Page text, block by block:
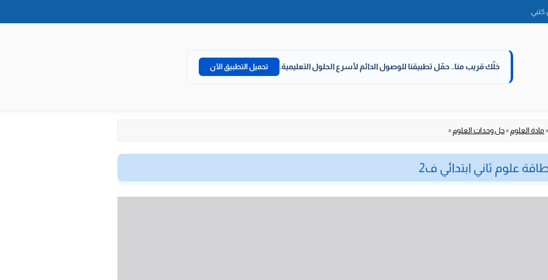
كتبي
خلّك قريب منا.. حمّل تطبيقنا للوصول الدائم لأسرع الحلول التعليمية. تحميل التطبيق الآن
» مادة العلوم »حل وحدات العلوم »
علوم ثاني ابتدائي ف2